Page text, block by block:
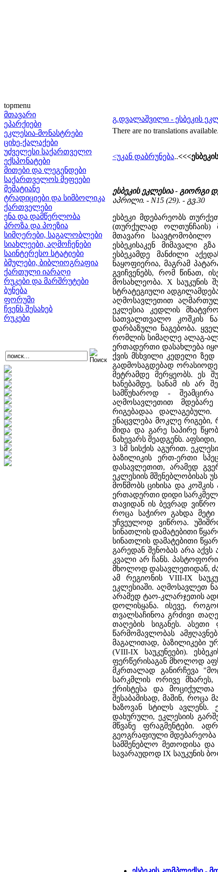
topmenu
მთავარი
ეპარქიები
ეკლესია-მონასტრები
ციხე-ქალაქები
უძველესი საქართველო
ექსპონატები
მითები და ლეგენდები
საქართველოს მეფეები
მემატიანე
ტრადიციები და სიმბოლიკა
ქართველები
ენა და დამწერლობა
პროზა და პოეზია
სიმღერები, საგალობლები
სიახლეები, აღმოჩენები
საინტერესო სტატიები
ბმულები, ბიბლიოგრაფია
ქართული იარაღი
რუკები და მარშრუტები
ბუნება
ფორუმი
ჩვენს შესახებ
რუკები
გ.დვალაშვილი - ესბეკის
There are no translations
<უკან დაბრუნება..
ესბეკის ეკლესია - გიორგი
აპრილი. - N15 (29). - გვ.30
ესბეკი მდებარეობს
(თურქულად ოლთუნჩაის)
მთავარი
ესბეკისაკენ მიმავალი
ესბეკამდე მანძილი
ნაყოფიერია, მაგრამ
გვიჩვენებს, რომ წინათ,
მოსახლეობა. X საუკუნის
სტრატეგიული
აღმოსავლეთით
ეკლესია კედლის
სათვალთვალო კოშკის
დარბაზული ნაგებობა.
რომლის სიმაღლე ალაგ-
ერთადერთი დასახლება
ქვის მსხვილი კედელი
გადმოსაგდებად
მეტრამდე მერყეობს. ეს
ხანებამდე, სანამ ის არ
სამწუხაროდ - შეამცირა
აღმოსავლეთით
რიგებადაა
ენაცვლება მოკლე რიგები,
შიდა და გარე საპირე
ნახევარს შეადგენს.
3 სმ სისქის აგურით.
ბაზილიკის ერთ-ერთი
დასავლეთით, არამედ
ეკლესიის მშენებლობისას
მოწმობს ციხისა და
ერთადერთი დიდი
თავიდან ის ბევრად
როცა საჭირო გახდა მეტი
უჩვეულოდ ვიწროა.
სინათლის დამატებითი
სინათლის დამატებითი
გარედან შენობას არა
კვალი არ ჩანს.
მხოლოდ დასავლეთიდან,
ამ რეგიონის VIII-IX
ეკლესიაში. აღმოსავლეთ
არამედ ტაო-კლარჯეთის
დოლისყანა. ისევე,
თვალსაჩინოა გრძივი
თაღების სიგანეს.
წარმომავლობას
მაგალითად, ბაზილიკები
(VIII-IX საუკუნეები).
ფერწერისაგან მხოლოდ
მკრთალად განირჩევა
სარკმლის ორივე
ქრისტესა და მოციქულთა
შესაბამისად, მაშინ,
ხაზოვან სტილს ავლენს.
დახურული, ეკლესიის
მწვანე ფრაგმენტები.
გეოგრაფიული მდებარეობა
სამშენებლო მეთოდისა და
სავარაუდოდ IX საუკუნის